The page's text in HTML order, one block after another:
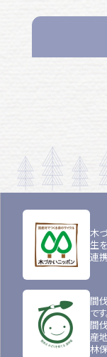
木
生
連
間
です
間
産
林